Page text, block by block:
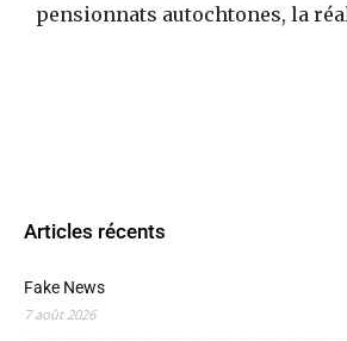
pensionnats autochtones, la
Articles récents
Fake News
7 août 2026